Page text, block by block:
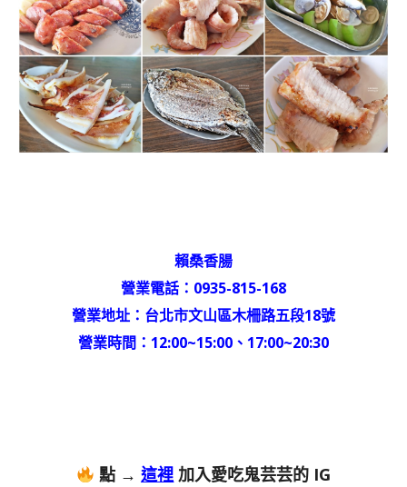
賴桑香腸
營業電話：0935-815-168
營業地址：台北市文山區木柵路五段18號
營業時間：12:00~15:00、17:00~20:30
點 → 這裡 加入愛吃鬼芸芸的 IG